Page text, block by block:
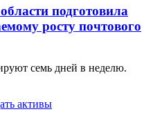
подготовила
росту почтового
семь дней в неделю.